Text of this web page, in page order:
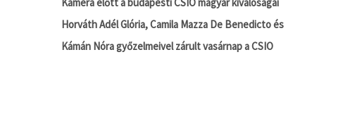
Horváth Adél Glória, Camila Mazza De Benedicto és
Kámán Nóra győzelmeivel zárult vasárnap a CSIO